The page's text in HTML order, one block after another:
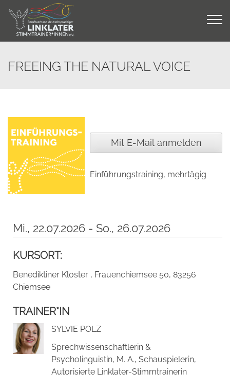
content
FREEING THE NATURAL VOICE
Mit E-Mail anmelden
Einführungstraining, mehrtägig
Mi., 22.07.2026 - So., 26.07.2026
KURSORT:
Benediktiner Kloster , Frauenchiemsee 50, 83256
Chiemsee
TRAINER*IN
SYLVIE POLZ
Sprechwissenschaftlerin &
Psycholinguistin, M. A., Schauspielerin,
Autorisierte Linklater-Stimmtrainerin